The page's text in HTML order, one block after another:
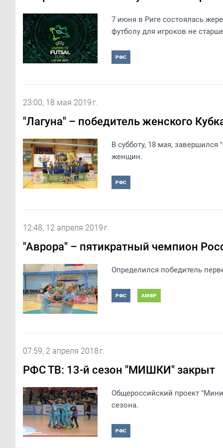
​7 июня в Риге состоялась
футболу для игроков не
РФС
23:00, 18 мая 2019 г.
"Лагуна" – победитель женского
В субботу, 18 мая,
женщин.
РФС
12:48, 12 апреля 2019 г.
"Аврора" – пятикратный чемпион
Определился победитель
РФС АМФР
07:59, 2 апреля 2018 г.
РФС ТВ: 13-й сезон "МИШКИ" закрыт
Общероссийский проект
сезона.
РФС